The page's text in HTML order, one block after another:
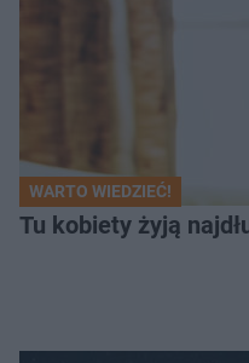
WARTO WIEDZIEĆ!
Tu kobiety żyją